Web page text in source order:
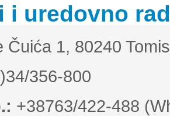
i uredovno
Čuića 1, 80240
356-800
+38763/422-488